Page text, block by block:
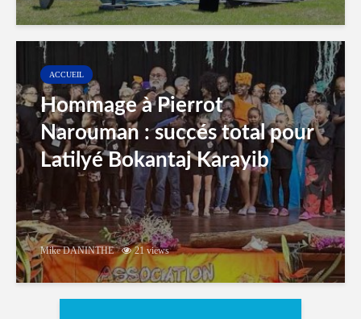
ACCUEIL
Hommage à Pierrot
Narouman : succés total pour
Latilyé Bokantaj Karayib
Mike DANINTHE 21 views